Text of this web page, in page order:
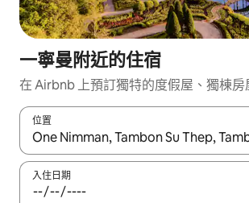
一寧曼附近的住宿
在 Airbnb 上預訂獨特的度假屋、獨棟
位置
如有搜尋結果，瀏覽內容時請使用上下箭頭
入住日期